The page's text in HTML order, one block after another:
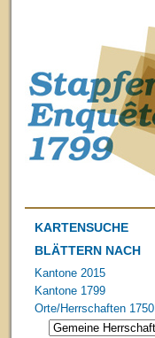
KARTENSUCHE
BLÄTTERN NACH
Kantone 2015
Kantone 1799
Orte/Herrschaften 1750